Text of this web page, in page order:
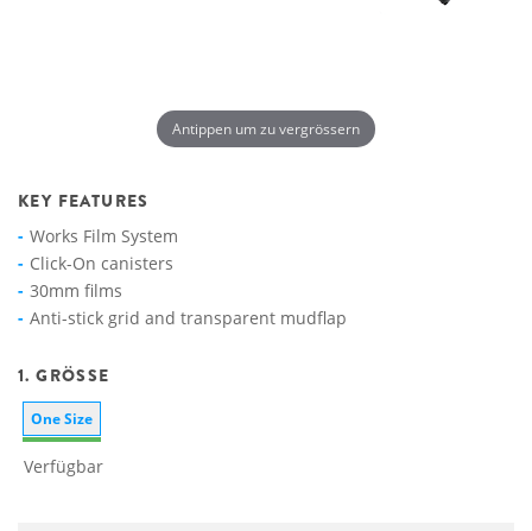
Antippen um zu vergrössern
KEY FEATURES
Works Film System
Click-On canisters
30mm films
Anti-stick grid and transparent mudflap
1. GRÖSSE
One Size
Verfügbar